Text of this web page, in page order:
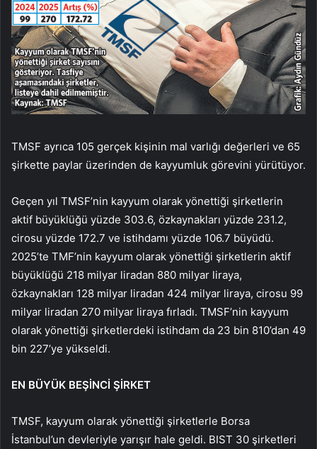
TMSF ayrıca 105 gerçek kişinin mal varlığı değerleri ve 65
şirkette paylar üzerinden de kayyumluk görevini yürütüyor.
Geçen yıl TMSF’nin kayyum olarak yönettiği şirketlerin
aktif büyüklüğü yüzde 303.6, özkaynakları yüzde 231.2,
cirosu yüzde 172.7 ve istihdamı yüzde 106.7 büyüdü.
2025’te TMF’nin kayyum olarak yönettiği şirketlerin aktif
büyüklüğü 218 milyar liradan 880 milyar liraya,
özkaynakları 128 milyar liradan 424 milyar liraya, cirosu 99
milyar liradan 270 milyar liraya fırladı. TMSF’nin kayyum
olarak yönettiği şirketlerdeki istihdam da 23 bin 810’dan 49
bin 227’ye yükseldi.
EN BÜYÜK BEŞİNCİ ŞİRKET
TMSF, kayyum olarak yönettiği şirketlerle Borsa
İstanbul’un devleriyle yarışır hale geldi. BIST 30 şirketleri